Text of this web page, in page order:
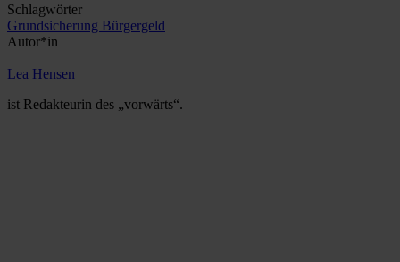
Schlagwörter
Grundsicherung Bürgergeld
Autor*in
Lea Hensen
ist Redakteurin des „vorwärts“.